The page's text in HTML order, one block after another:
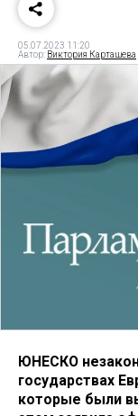
05.07.2023 11:20
Автор: Виктория Карташева
ЮНЕСКО
государствах
которые были